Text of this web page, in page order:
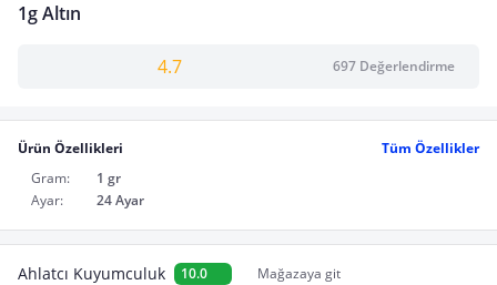
1g Altın
4.7 697 Değerlendirme
Ürün Özellikleri
Tüm Özellikler
Gram:
1 gr
Ayar:
24 Ayar
Ahlatcı Kuyumculuk 10.0 Mağazaya git